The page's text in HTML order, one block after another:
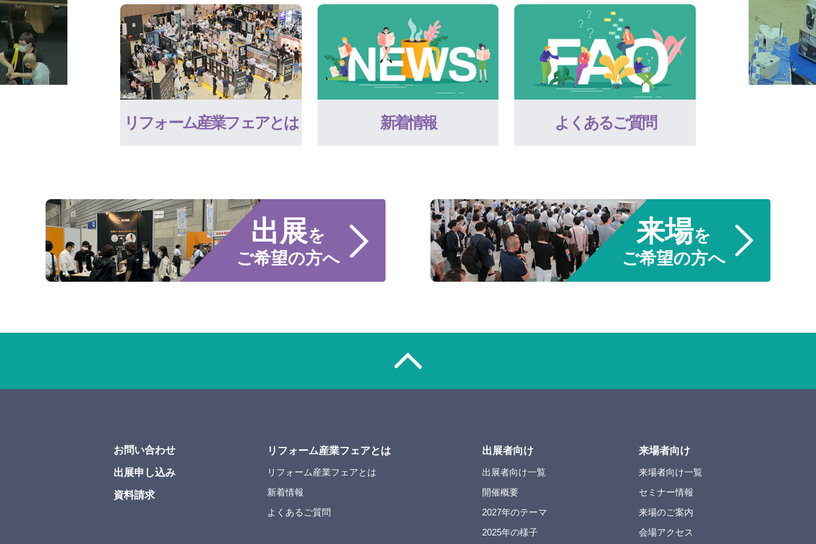
リフォーム産業フェアとは 新着情報 よくあるご質問
出展を
ご希望の方へ
来場を
ご希望の方へ
お問い合わせ
出展申し込み
資料請求
リフォーム産業フェアとは
リフォーム産業フェアとは
新着情報
よくあるご質問
出展者向け
出展者向け一覧
開催概要
2027年のテーマ
2025年の様子
来場者向け
来場者向け一覧
セミナー情報
来場のご案内
会場アクセス